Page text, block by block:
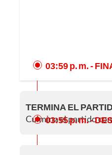
03:59 p. m.-
TERMINA EL
Culmina el partido
03:55 p. m.-